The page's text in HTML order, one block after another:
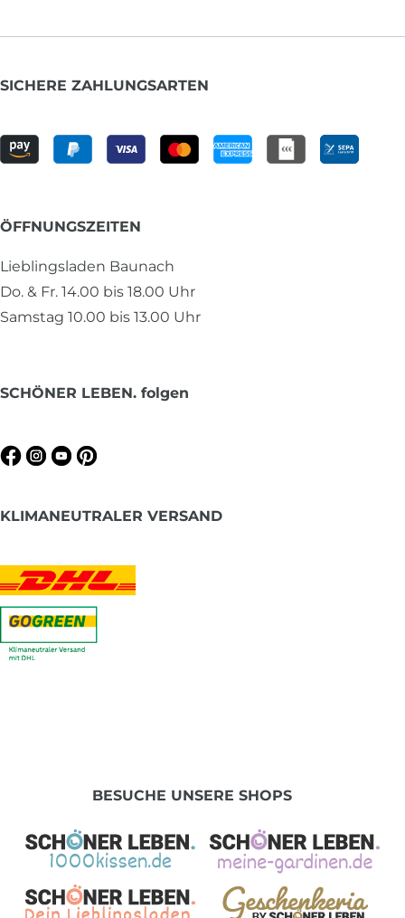
SICHERE ZAHLUNGSARTEN
ÖFFNUNGSZEITEN
Lieblingsladen Baunach
Do. & Fr. 14.00 bis 18.00 Uhr
Samstag 10.00 bis 13.00 Uhr
SCHÖNER LEBEN. folgen
KLIMANEUTRALER VERSAND
BESUCHE UNSERE SHOPS